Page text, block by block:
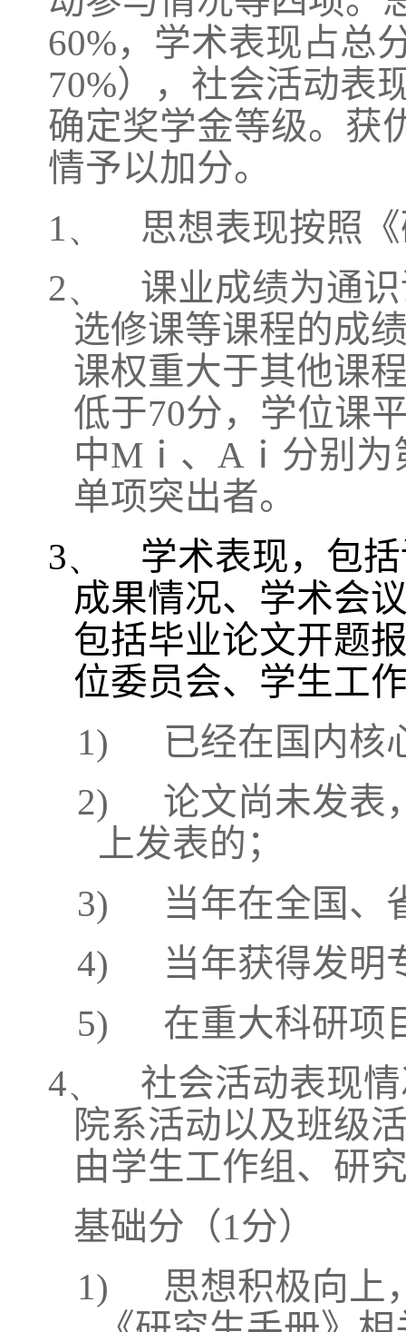
60%，学术表现占总
70%），社会活动表
确定奖学金等级。获
情予以加分。
1、
思想表现按照
2、
课业成绩为通
选修课等课程的成
课权重大于其他课
低于70分，学位课
中M ⅰ、 A ⅰ分别为
单项突出者。
3、
学术表现，包
成果情况、学术会
包括毕业论文开题
位委员会、学生工
1)
已经在国内核
2)
论文尚未发表
上发表的；
3)
当年在全国、
4)
当年获得发明
5)
在重大科研项
4、
社会活动表现
院系活动以及班级
由学生工作组、研
基础分（1分）
1)
思想积极向上